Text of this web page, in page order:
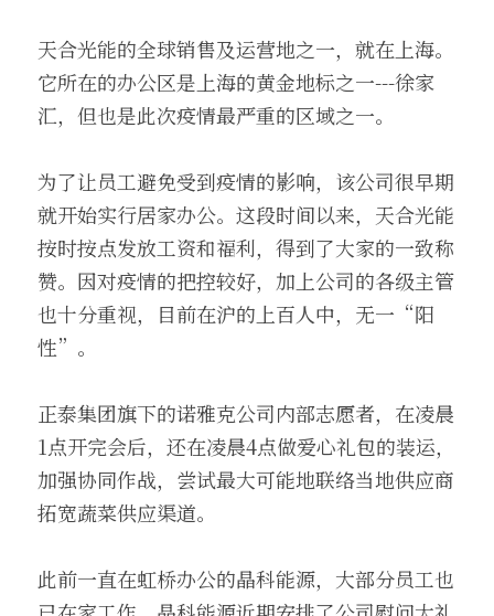
天合光能的全球销售及运营地之一，就在上海。
它所在的办公区是上海的黄金地标之一---徐家
汇，但也是此次疫情最严重的区域之一。
为了让员工避免受到疫情的影响，该公司很早期
就开始实行居家办公。这段时间以来，天合光能
按时按点发放工资和福利，得到了大家的一致称
赞。因对疫情的把控较好，加上公司的各级主管
也十分重视，目前在沪的上百人中，无一“阳
性”。
正泰集团旗下的诺雅克公司内部志愿者，在凌晨
1点开完会后，还在凌晨4点做爱心礼包的装运，
加强协同作战，尝试最大可能地联络当地供应商
拓宽蔬菜供应渠道。
此前一直在虹桥办公的晶科能源，大部分员工也